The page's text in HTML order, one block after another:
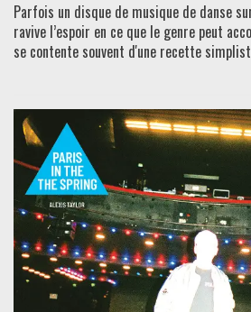
Parfois un disque de musique de danse
ravive l’espoir en ce que le genre peut
se contente souvent d'une recette